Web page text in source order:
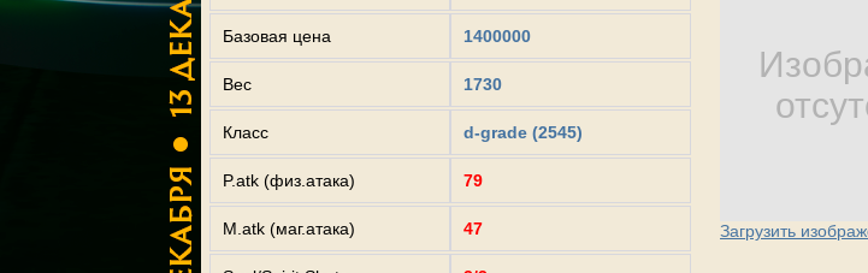
Базовая цена 1400000
Вес 1730
Класс d-grade (2545)
P.atk (физ.атака) 79
M.atk (маг.атака) 47 Загрузить